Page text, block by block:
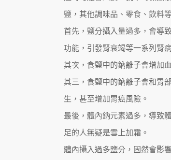
鹽，其他調味品、零食、飲料
首先，鹽分攝入量過多，會導
功能，引發腎衰竭等一系列腎
其次，食鹽中的鈉離子會增加
其三，食鹽中的鈉離子會和胃
生，甚至增加胃癌風險。
最後，體內鈉元素過多，導致
足的人無疑是雪上加霜。
體內攝入過多鹽分，固然會影